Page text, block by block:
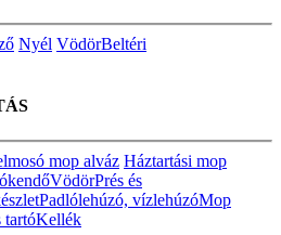
Nyél VödörBeltéri
mop alváz Háztartási mop
VödörPrés és
Padlólehúzó, vízlehúzóMop
tartóKellék